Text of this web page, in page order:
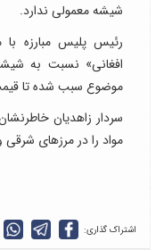
شیشه معمولی ندارد.
رئیس پلیس مبارزه
افغانی» نسبت به
موضوع سبب شده تا
مواد را در مرزهای
اشتراک گذاری: